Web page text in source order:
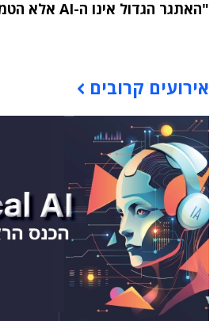
"האתגר הגדול אינו ה-AI אלא הטמעתה בארגון"
אירועים קרובים